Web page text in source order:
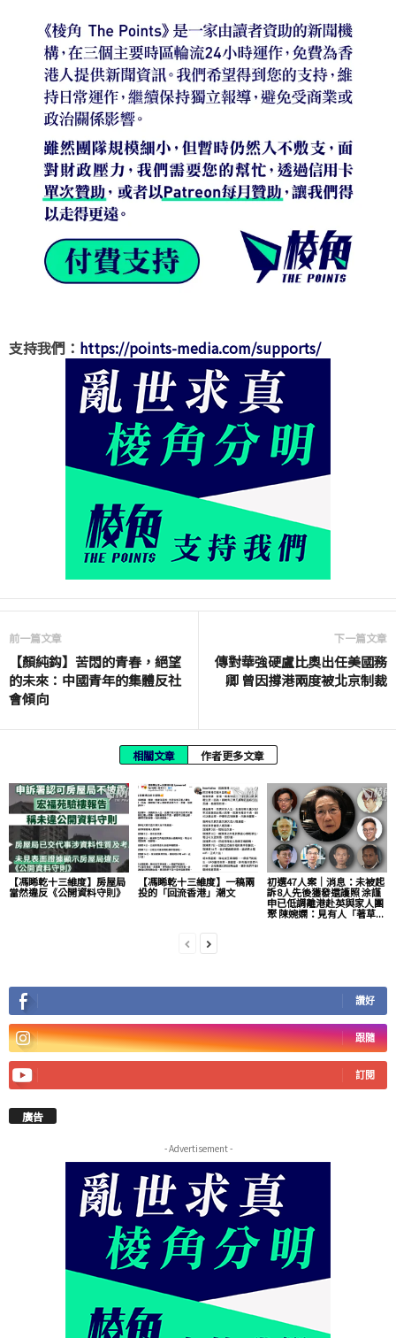
支持我們： https://points-media.com/supports/
前一篇文章
【顏純鈎】苦悶的青春，絕望
的未來：中國青年的集體反社
會傾向
下一篇文章
傳對華強硬盧比奧出任美國務
卿 曾因撐港兩度被北京制裁
相關文章 作者更多文章
【馮睎乾十三維度】房屋局
當然違反《公開資料守則》
【馮睎乾十三維度】一稿兩
投的「回流香港」潮文
初選47人案｜消息：未被起
訴8人先後獲發還護照 涂謹
申已低調離港赴英與家人團
聚 陳婉嫻：見有人「著草...
讚好
跟隨
訂閱
廣告
- Advertisement -